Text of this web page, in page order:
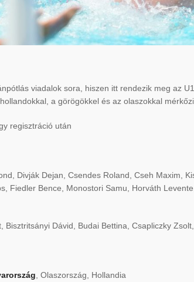
viadalok sora, hiszen itt rendezik meg az
a görögökkel és az olaszokkal
regisztráció után
Divják Dejan, Csendes Roland, Cseh Maxim,
Fiedler Bence, Monostori Samu, Horváth
Bisztritsányi Dávid, Budai Bettina, Csapliczky
, Olaszország, Hollandia